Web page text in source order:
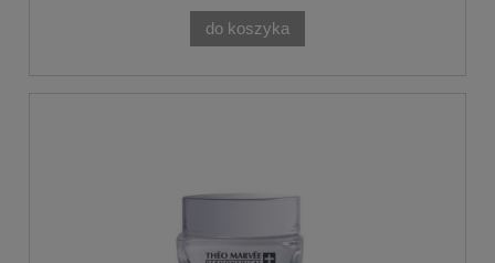
do koszyka